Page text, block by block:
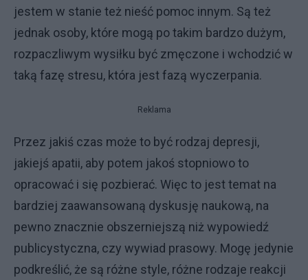
jestem w stanie też nieść pomoc innym. Są też
jednak osoby, które mogą po takim bardzo dużym,
rozpaczliwym wysiłku być zmęczone i wchodzić w
taką fazę stresu, która jest fazą wyczerpania.
Reklama
Przez jakiś czas może to być rodzaj depresji,
jakiejś apatii, aby potem jakoś stopniowo to
opracować i się pozbierać. Więc to jest temat na
bardziej zaawansowaną dyskusję naukową, na
pewno znacznie obszerniejszą niż wypowiedź
publicystyczna, czy wywiad prasowy. Mogę jedynie
podkreślić, że są różne style, różne rodzaje reakcji